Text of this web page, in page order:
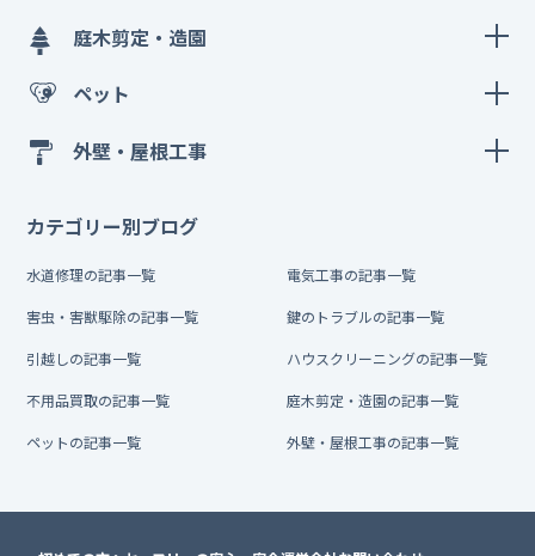
庭木剪定・造園
ペット
外壁・屋根工事
カテゴリー別ブログ
水道修理の記事一覧 電気工事の記事一覧
害虫・害獣駆除の記事一覧 鍵のトラブルの記事一覧
引越しの記事一覧 ハウスクリーニングの記事一覧
不用品買取の記事一覧 庭木剪定・造園の記事一覧
ペットの記事一覧 外壁・屋根工事の記事一覧